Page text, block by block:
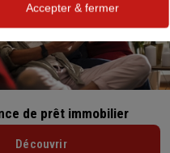
de prêt immobilier
Découvrir
Accepter & fermer